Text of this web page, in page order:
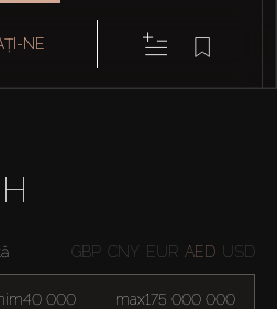
NE
GBP CNY EUR AED USD
max